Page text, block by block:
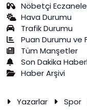
Nöbetçi
Hava Durumu
Trafik Durumu
Puan Durumu ve
Tüm Manşetler
Son Dakika
Haber Arşivi
Yazarlar Spor